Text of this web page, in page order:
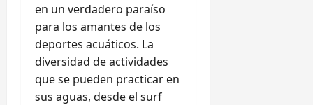
en un verdadero paraíso
para los amantes de los
deportes acuáticos. La
diversidad de actividades
que se pueden practicar en
sus aguas, desde el surf